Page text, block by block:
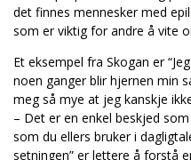
det finnes mennesker med
som er viktig for andre å vite
Et eksempel fra Skogan er
noen ganger blir hjernen min
meg så mye at jeg kanskje
– Det er en enkel beskjed
som du ellers bruker i
setningen” er lettere å forstå